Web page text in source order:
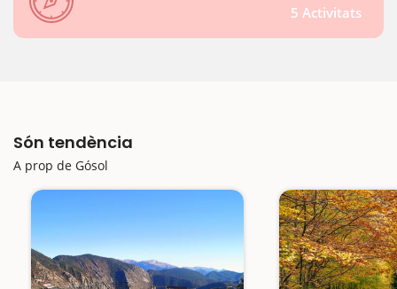
5 Activitats
Són tendència
A prop de Gósol